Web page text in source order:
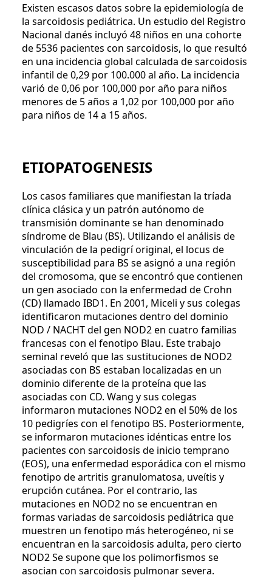
Existen escasos datos sobre la epidemiología de
la sarcoidosis pediátrica. Un estudio del Registro
Nacional danés incluyó 48 niños en una cohorte
de 5536 pacientes con sarcoidosis, lo que resultó
en una incidencia global calculada de sarcoidosis
infantil de 0,29 por 100.000 al año. La incidencia
varió de 0,06 por 100,000 por año para niños
menores de 5 años a 1,02 por 100,000 por año
para niños de 14 a 15 años.
ETIOPATOGENESIS
Los casos familiares que manifiestan la tríada
clínica clásica y un patrón autónomo de
transmisión dominante se han denominado
síndrome de Blau (BS). Utilizando el análisis de
vinculación de la pedigrí original, el locus de
susceptibilidad para BS se asignó a una región
del cromosoma, que se encontró que contienen
un gen asociado con la enfermedad de Crohn
(CD) llamado IBD1. En 2001, Miceli y sus colegas
identificaron mutaciones dentro del dominio
NOD / NACHT del gen NOD2 en cuatro familias
francesas con el fenotipo Blau. Este trabajo
seminal reveló que las sustituciones de NOD2
asociadas con BS estaban localizadas en un
dominio diferente de la proteína que las
asociadas con CD. Wang y sus colegas
informaron mutaciones NOD2 en el 50% de los
10 pedigríes con el fenotipo BS. Posteriormente,
se informaron mutaciones idénticas entre los
pacientes con sarcoidosis de inicio temprano
(EOS), una enfermedad esporádica con el mismo
fenotipo de artritis granulomatosa, uveítis y
erupción cutánea. Por el contrario, las
mutaciones en NOD2 no se encuentran en
formas variadas de sarcoidosis pediátrica que
muestren un fenotipo más heterogéneo, ni se
encuentran en la sarcoidosis adulta, pero cierto
NOD2 Se supone que los polimorfismos se
asocian con sarcoidosis pulmonar severa.